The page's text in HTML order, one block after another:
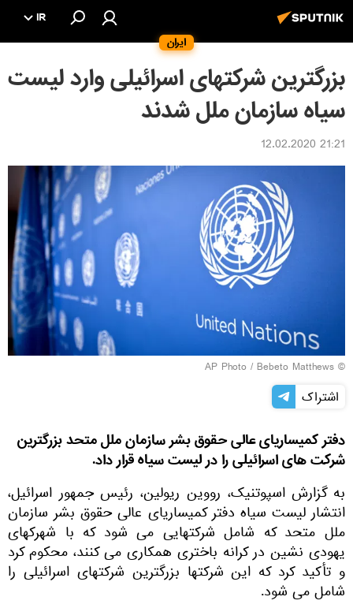
ایران
IR
بزرگترین شرکتهای اسرائیلی وارد لیست
سیاه سازمان ملل شدند
21:21 12.02.2020
© AP Photo / Bebeto Matthews
اشتراک
دفتر کمیساریای عالی حقوق بشر سازمان ملل متحد بزرگترین
شرکت های اسرائیلی را در لیست سیاه قرار داد.
به گزارش اسپوتنیک، رووین ریولین، رئیس جمهور اسرائیل،
انتشار لیست سیاه دفتر کمیساریای عالی حقوق بشر سازمان
ملل متحد که شامل شرکتهایی می شود که با شهرکهای
یهودی نشین در کرانه باختری همکاری می کنند، محکوم کرد
و تأکید کرد که این شرکتها بزرگترین شرکتهای اسرائیلی را
شامل می شود.